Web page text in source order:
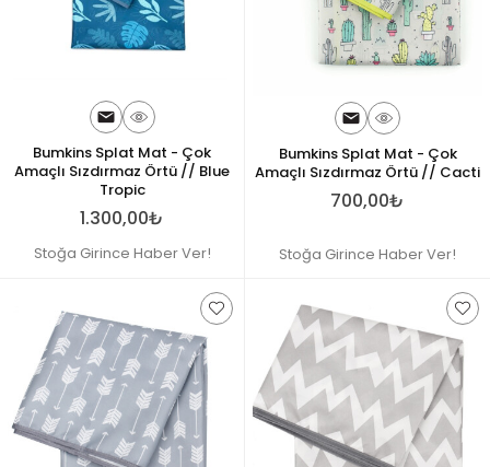
Bumkins Splat Mat - Çok
Amaçlı Sızdırmaz Örtü // Blue
Tropic
1.300,00₺
Stoğa Girince Haber Ver!
Bumkins Splat Mat - Çok
Amaçlı Sızdırmaz Örtü // Cacti
700,00₺
Stoğa Girince Haber Ver!